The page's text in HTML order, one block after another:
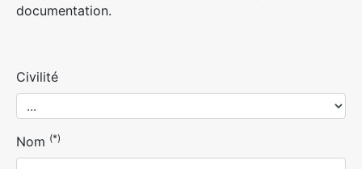
documentation.
Civilité
Nom (*)